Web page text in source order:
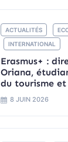
ACTUALITÉS
INTERNATIONAL
Erasmus+ :
Oriana,
du tourisme et
8 JUIN 2026